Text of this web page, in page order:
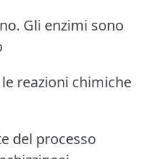
Gli enzimi sono
reazioni chimiche
del processo